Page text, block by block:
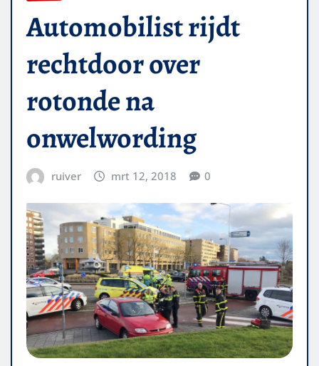
Automobilist rijdt
rechtdoor over
rotonde na
onwelwording
ruiver mrt 12, 2018 0